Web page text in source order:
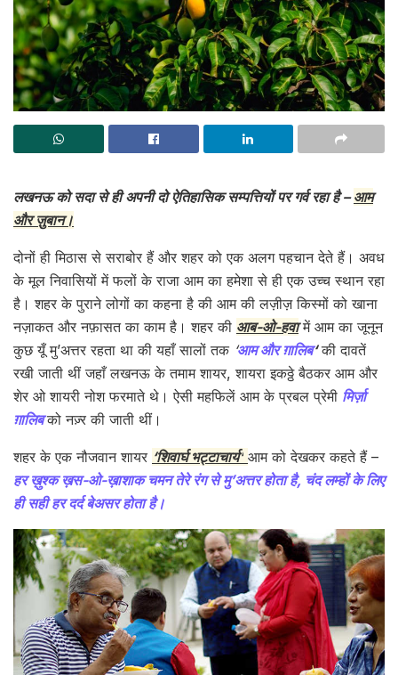
लखनऊ को सदा से ही अपनी दो ऐतिहासिक सम्पत्तियों पर गर्व रहा है –आम
और ज़ुबान।
दोनों ही मिठास से सराबोर हैं और शहर को एक अलग पहचान देते हैं। अवध
के मूल निवासियों में फलों के राजा आम का हमेशा से ही एक उच्च स्थान रहा
है। शहर के पुराने लोगों का कहना है की आम की लज़ीज़ किस्मों को खाना
नज़ाकत और नफ़ासत का काम है। शहर की आब-ओ-हवामें आम का जूनून
कुछ यूँ मु’अत्तर रहता था की यहाँ सालों तक‘आम और ग़ालिब‘की दावतें
रखी जाती थीं जहाँ लखनऊ के तमाम शायर, शायरा इकठ्ठे बैठकर आम और
शेर ओ शायरी नोश फरमाते थे। ऐसी महफिलें आम के प्रबल प्रेमी मिर्ज़ा
ग़ालिबको नज़्र की जाती थीं।
शहर के एक नौजवान शायर ‘शिवार्घ भट्टाचार्य’ आम को देखकर कहते हैं –
हर ख़ुश्क ख़स-ओ-ख़ाशाक चमन तेरे रंग से मु’अत्तर होता है, चंद लम्हों के लिए
ही सही हर दर्द बेअसर होता है।